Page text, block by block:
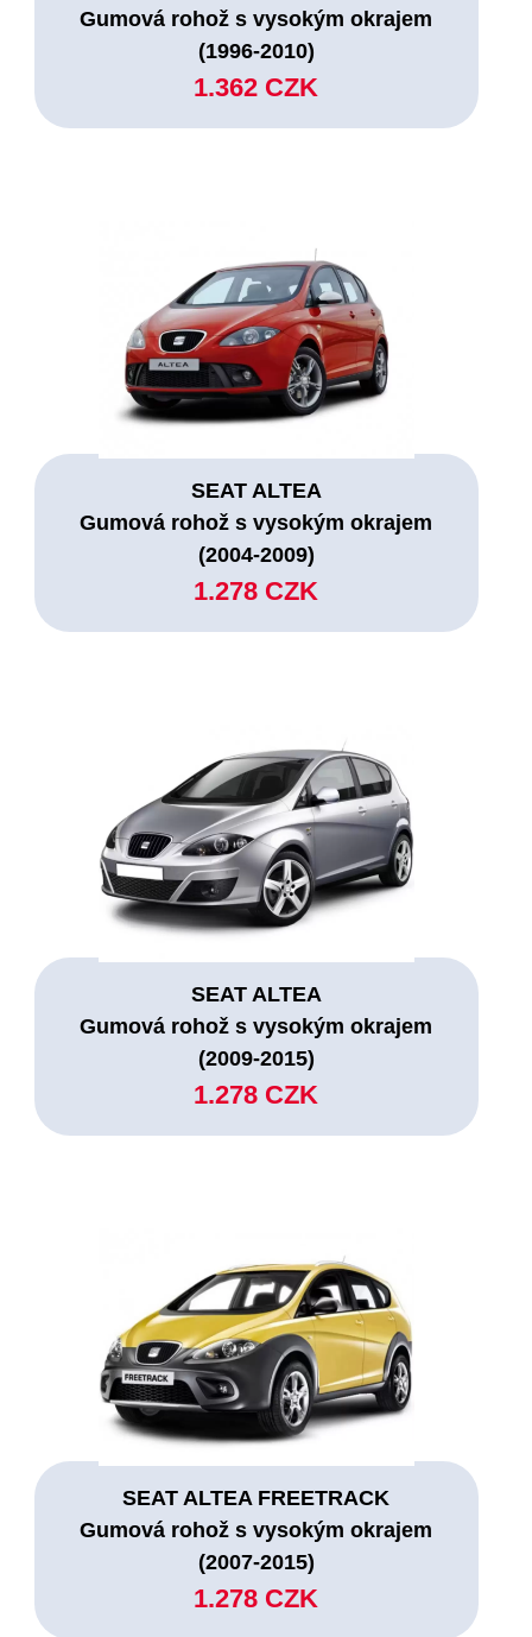
Gumová rohož s vysokým okrajem
(1996-2010)
1.362 CZK
SEAT ALTEA
Gumová rohož s vysokým okrajem
(2004-2009)
1.278 CZK
SEAT ALTEA
Gumová rohož s vysokým okrajem
(2009-2015)
1.278 CZK
SEAT ALTEA FREETRACK
Gumová rohož s vysokým okrajem
(2007-2015)
1.278 CZK